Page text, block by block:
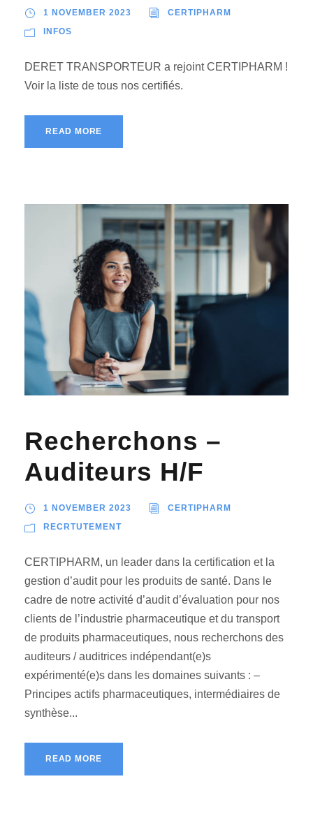
1 NOVEMBER 2023 CERTIPHARM
INFOS
DERET TRANSPORTEUR a rejoint CERTIPHARM !
Voir la liste de tous nos certifiés.
READ MORE
Recherchons –
Auditeurs H/F
1 NOVEMBER 2023 CERTIPHARM
RECRTUTEMENT
CERTIPHARM, un leader dans la certification et la
gestion d’audit pour les produits de santé. Dans le
cadre de notre activité d’audit d’évaluation pour nos
clients de l’industrie pharmaceutique et du transport
de produits pharmaceutiques, nous recherchons des
auditeurs / auditrices indépendant(e)s
expérimenté(e)s dans les domaines suivants : –
Principes actifs pharmaceutiques, intermédiaires de
synthèse...
READ MORE